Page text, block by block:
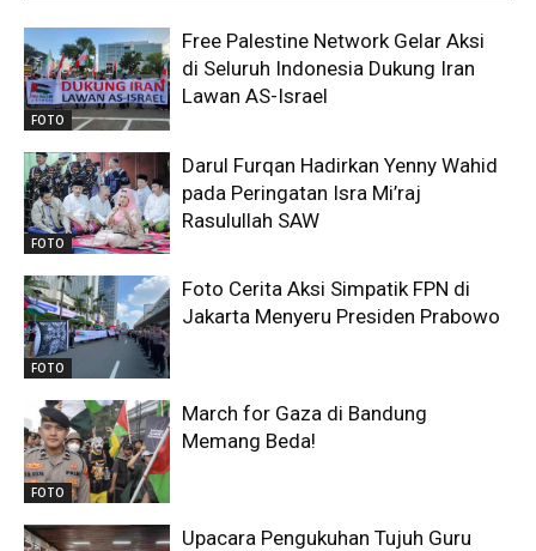
FOTO
Free Palestine Network Gelar Aksi
di Seluruh Indonesia Dukung Iran
Lawan AS-Israel
FOTO
Darul Furqan Hadirkan Yenny Wahid
pada Peringatan Isra Mi’raj
Rasulullah SAW
FOTO
Foto Cerita Aksi Simpatik FPN di
Jakarta Menyeru Presiden Prabowo
FOTO
March for Gaza di Bandung
Memang Beda!
Upacara Pengukuhan Tujuh Guru